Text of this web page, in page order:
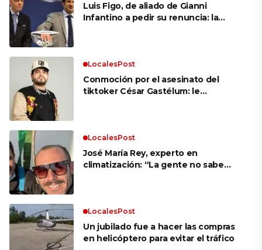
Luis Figo, de aliado de Gianni
Infantino a pedir su renuncia: la
LocalesPost
Conmoción por el asesinato del
tiktoker César Gastélum: le
LocalesPost
José María Rey, experto en
climatización: “La gente no sabe
LocalesPost
Un jubilado fue a hacer las compras
en helicóptero para evitar el tráfico